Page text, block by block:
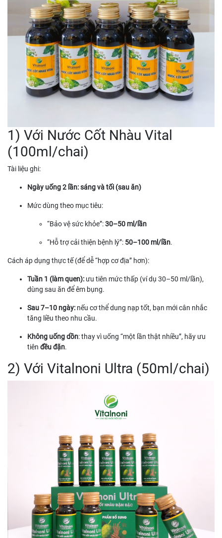
1) Với Nước Cốt Nhàu Vital
(100ml/chai)
Tài liệu ghi:
Ngày uống 2 lần: sáng và tối (sau ăn)
Mức dùng theo mục tiêu:
“Bảo vệ sức khỏe”:30–50 ml/lần
“Hỗ trợ cải thiện bệnh lý”: 50–100 ml/lần.
Cách áp dụng thực tế (để dễ “hợp cơ địa” hơn):
Tuần 1 (làm quen): ưu tiên mức thấp (ví dụ 30–50 ml/lần),
dùng sau ăn để êm bụng.
Sau 7–10 ngày: nếu cơ thể dung nạp tốt, bạn mới cân nhắc
tăng liều theo nhu cầu.
Không uống dồn: thay vì uống “một lần thật nhiều”, hãy ưu
tiên đều đặn.
2) Với Vitalnoni Ultra (50ml/chai)